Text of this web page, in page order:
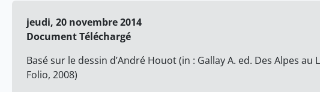
jeudi, 20 novembre 2014
Document Téléchargé
Basé sur le dessin d’André Houot (in : Gallay A. ed. Des Alpes
Folio, 2008)